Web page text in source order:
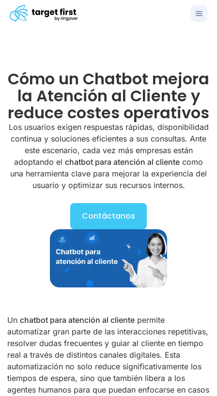
Cómo un Chatbot mejora
la Atención al Cliente y
reduce costes operativos
Los usuarios exigen respuestas rápidas, disponibilidad
continua y soluciones eficientes a sus consultas. Ante
este escenario, cada vez más empresas están
adoptando el chatbot para atención al cliente como
una herramienta clave para mejorar la experiencia del
usuario y optimizar sus recursos internos.
Contáctanos
Un chatbot para atención al cliente permite
automatizar gran parte de las interacciones repetitivas,
resolver dudas frecuentes y guiar al cliente en tiempo
real a través de distintos canales digitales. Esta
automatización no solo reduce significativamente los
tiempos de espera, sino que también libera a los
agentes humanos para que puedan enfocarse en casos